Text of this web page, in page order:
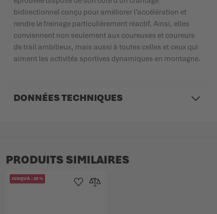
bidirectionnel conçu pour améliorer l’accélération et
rendre le freinage particulièrement réactif. Ainsi, elles
conviennent non seulement aux coureuses et coureurs
de trail ambitieux, mais aussi à toutes celles et ceux qui
aiment les activités sportives dynamiques en montagne.
DONNÉES TECHNIQUES
PRODUITS SIMILAIRES
JUSQU'À-25%
Ajouter à la liste d'achats
Ajouter au comparateur